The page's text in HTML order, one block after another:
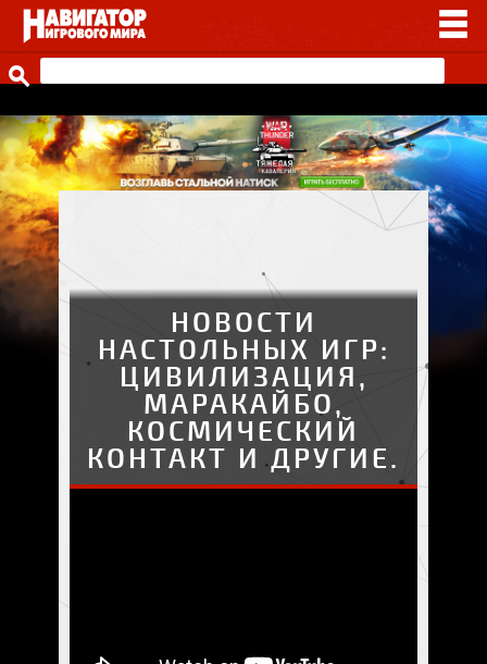
ВИДЕО
СТАТЬИ
ИГРЫ
ПРОЧЕЕ
ИГРЫ ОТ НАШИХ
НОВОСТИ
НАСТОЛЬНЫХ ИГР:
ЦИВИЛИЗАЦИЯ,
МАРАКАЙБО,
КОСМИЧЕСКИЙ
КОНТАКТ И ДРУГИЕ.